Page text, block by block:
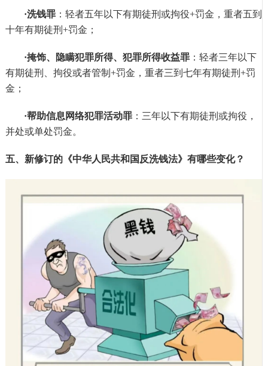
·洗钱罪：轻者五年以下有期徒刑或拘役+罚金，重者五到
十年有期徒刑+罚金；
·掩饰、隐瞒犯罪所得、犯罪所得收益罪：轻者三年以下
有期徒刑、拘役或者管制 +罚金，重者三到七年有期徒刑+罚
金；
·帮助信息网络犯罪活动罪：三年以下有期徒刑或拘役，
并处或单处罚金。
五、新修订的《中华人民共和国反洗钱法》有哪些变化？